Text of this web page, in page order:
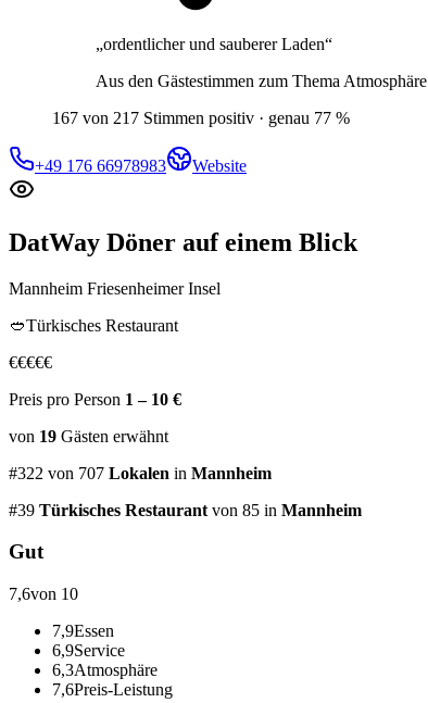
„ordentlicher und sauberer Laden“
Aus den Gästestimmen zum Thema Atmosphäre
167 von 217 Stimmen positiv · genau 77 %
+49 176 66978983 Website
DatWay Döner auf einem Blick
Mannheim Friesenheimer Insel
🥙Türkisches Restaurant
€€€€€
Preis pro Person 1 – 10 €
von 19 Gästen erwähnt
#322 von 707 Lokalen in Mannheim
#39 Türkisches Restaurant von 85 in Mannheim
Gut
7,6von 10
7,9Essen
6,9Service
6,3Atmosphäre
7,6Preis-Leistung